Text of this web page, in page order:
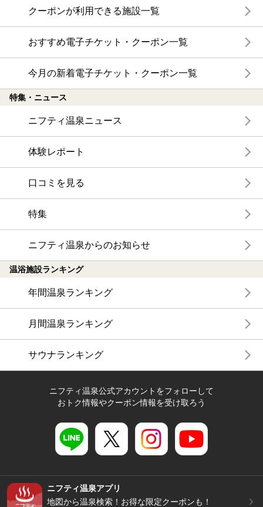
クーポンが利用できる施設一覧
おすすめ電子チケット・クーポン一覧
今月の新着電子チケット・クーポン一覧
特集・ニュース
ニフティ温泉ニュース
体験レポート
口コミを見る
特集
ニフティ温泉からのお知らせ
温浴施設ランキング
年間温泉ランキング
月間温泉ランキング
サウナランキング
ニフティ温泉公式アカウントをフォローして
おトク情報やクーポン情報を受け取ろう
ニフティ温泉アプリ
地図から温泉検索！お得な限定クーポンも！